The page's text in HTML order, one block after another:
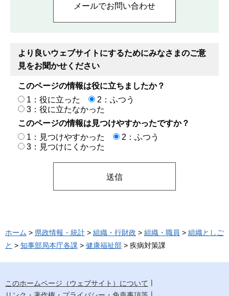
より良いウェブサイトにするためにみなさまのご意
見をお聞かせください
このページの情報は役に立ちましたか？
1：役に立った
2：ふつう
3：役に立たなかった
このページの情報は見つけやすかったですか？
1：見つけやすかった
2：ふつう
3：見つけにくかった
ホーム > 県政情報・統計 > 組織・行財政 > 組織・職員 > 組織としご
と > 知事部局本庁各課 > 健康福祉部 > 疾病対策課
このホームページ（ウェブサイト）について